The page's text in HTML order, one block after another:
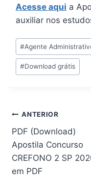
Acesse aqui a
auxiliar nos
Tags
do
Post:
#Agente
#Download grátis
Navegação
de
Post
ANTERIOR
PDF (Download)
Apostila Concurso
CREFONO 2 SP
em PDF